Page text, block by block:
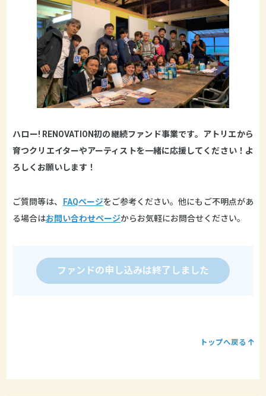
ハロー! RENOVATION初の継続ファンド事業です。アトリエから
育つクリエイターやアーティストを一緒に応援してください！よ
ろしくお願いします！
ご質問等は、 FAQページをご参考ください。他にもご不明点があ
る場合はお問い合わせページからお気軽にお問合せください。
ファンドの申し込みは終了しました
トップへ戻る